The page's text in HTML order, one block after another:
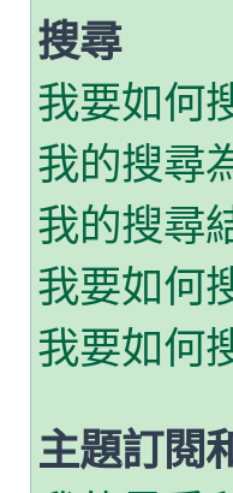
搜尋
我要如何
我的搜尋
我的搜尋
我要如何
我要如何
主題訂閱